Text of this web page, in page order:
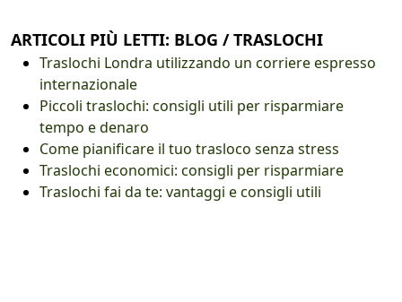
ARTICOLI PIÙ LETTI: BLOG / TRASLOCHI
Traslochi Londra utilizzando un corriere espresso
internazionale
Piccoli traslochi: consigli utili per risparmiare
tempo e denaro
Come pianificare il tuo trasloco senza stress
Traslochi economici: consigli per risparmiare
Traslochi fai da te: vantaggi e consigli utili